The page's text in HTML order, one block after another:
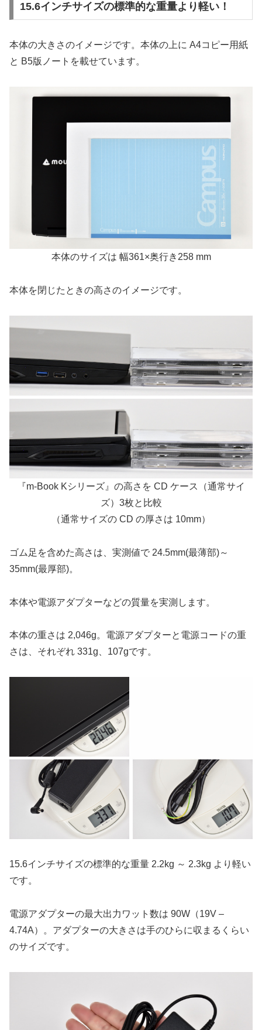
15.6インチサイズの標準的な重量より軽い！
本体の大きさのイメージです。本体の上に A4コピー用紙
と B5版ノートを載せています。
本体のサイズは 幅361×奥行き258 mm
本体を閉じたときの高さのイメージです。
『m-Book Kシリーズ』の高さを CD ケース（通常サイ
ズ）3枚と比較
（通常サイズの CD の厚さは 10mm）
ゴム足を含めた高さは、実測値で 24.5mm(最薄部)～
35mm(最厚部)。
本体や電源アダプターなどの質量を実測します。
本体の重さは 2,046g。電源アダプターと電源コードの重
さは、それぞれ 331g、107gです。
15.6インチサイズの標準的な重量 2.2kg ～ 2.3kg より軽い
です。
電源アダプターの最大出力ワット数は 90W（19V –
4.74A）。アダプターの大きさは手のひらに収まるくらい
のサイズです。